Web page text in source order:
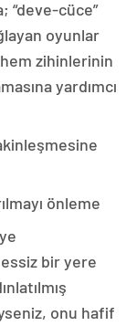
“deve-cüce”
oyunlar
zihinlerinin
yardımcı
önleme
bir yere
onu hafif